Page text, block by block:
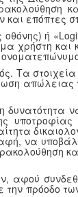
και επόπτες
ή
χρήστη και
Τα
απώλειας
δυνατότητα
υποτροφίας
να
αφού
την πρόοδο